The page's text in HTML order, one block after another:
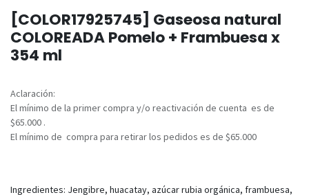
[COLOR17925745] Gaseosa natural
COLOREADA Pomelo + Frambuesa x
354 ml
Aclaración:
El mínimo de la primer compra y/o reactivación de cuenta es de
$65.000 .
El mínimo de compra para retirar los pedidos es de $65.000
Ingredientes: Jengibre, huacatay, azúcar rubia orgánica, frambuesa,